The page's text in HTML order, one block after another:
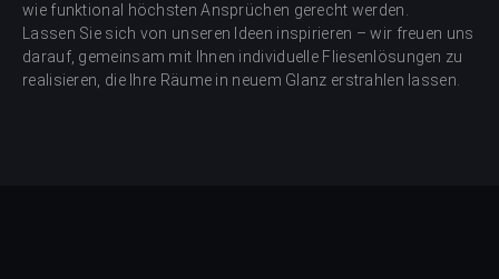
wie funktional höchsten Ansprüchen gerecht werden.
Lassen Sie sich von unseren Ideen inspirieren – wir freuen uns
darauf, gemeinsam mit Ihnen individuelle Fliesenlösungen zu
realisieren, die Ihre Räume in neuem Glanz erstrahlen lassen.